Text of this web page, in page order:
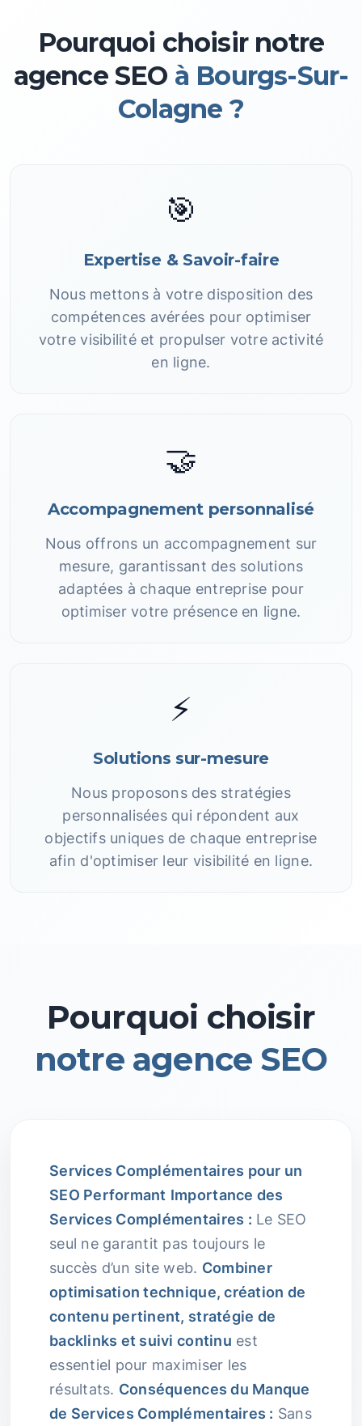
Pourquoi choisir notre
agence SEO à Bourgs-Sur-
Colagne ?
🎯
Expertise & Savoir-faire
Nous mettons à votre disposition des
compétences avérées pour optimiser
votre visibilité et propulser votre activité
en ligne.
🤝
Accompagnement personnalisé
Nous offrons un accompagnement sur
mesure, garantissant des solutions
adaptées à chaque entreprise pour
optimiser votre présence en ligne.
⚡
Solutions sur-mesure
Nous proposons des stratégies
personnalisées qui répondent aux
objectifs uniques de chaque entreprise
afin d'optimiser leur visibilité en ligne.
Pourquoi choisir
notre agence SEO
Services Complémentaires pour un
SEO Performant Importance des
Services Complémentaires : Le SEO
seul ne garantit pas toujours le
succès d’un site web. Combiner
optimisation technique, création de
contenu pertinent, stratégie de
backlinks et suivi continu est
essentiel pour maximiser les
résultats. Conséquences du Manque
de Services Complémentaires : Sans